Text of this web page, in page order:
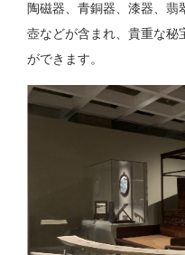
陶磁器、青銅器、漆器、
壺などが含まれ、貴重な秘
ができます。